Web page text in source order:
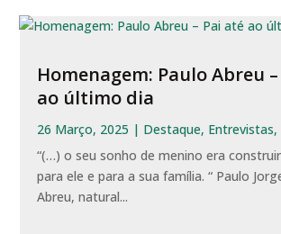
Homenagem: Paulo Abreu
ao último dia
26 Março, 2025 | Destaque, Entrevistas,
“(…) o seu sonho de menino era
para ele e para a sua família. “ Paulo
Abreu, natural...